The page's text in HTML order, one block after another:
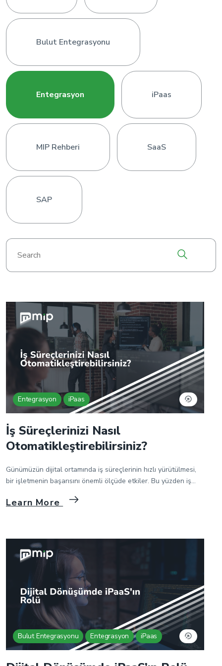
Hakkımızda
Bulut Entegrasyonu
Entegrasyon iPaas
MIP Rehberi SaaS
SAP
Entegrasyon iPaas
İş Süreçlerinizi Nasıl
Otomatikleştirebilirsiniz?
Günümüzün dijital ortamında iş süreçlerinin hızlı yürütülmesi,
bir işletmenin başarısını önemli ölçüde etkiler. Bu yüzden iş
işletmelerin finansal performansını iyileştirmeyi, verimliliği
insan hatasını azaltır ve süreçleri düzene sokar. Bu faydalar,
otomasyonun küçük bir startup’tan […]
Learn More
Bulut Entegrasyonu Entegrasyon iPaas